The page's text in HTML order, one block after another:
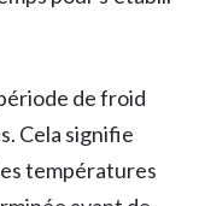
de froid
Cela signifie
températures